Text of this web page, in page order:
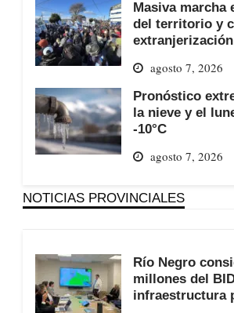
Masiva marcha
del territorio y
agosto 7, 2026
Pronóstico
la nieve y el
-10°C
agosto 7, 2026
NOTICIAS PROVINCIALES
Río Negro
millones del
infraestructura